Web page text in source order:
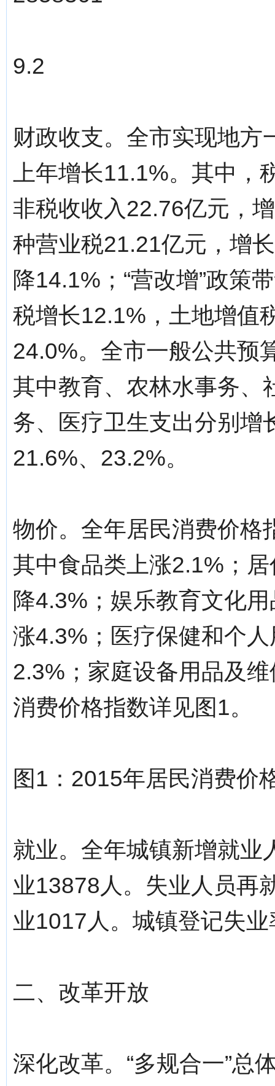
9.2
财政收支。全市实现地方
上年增长11.1%。其中
非税收收入22.76亿元，
种营业税21.21亿元，增
降14.1%；“营改增”政策
税增长12.1%，土地增值
24.0%。全市一般公共预
其中教育、农林水事务、
务、医疗卫生支出分别增
21.6%、23.2%。
物价。全年居民消费价格
其中食品类上涨2.1%；
降4.3%；娱乐教育文化
涨4.3%；医疗保健和个
2.3%；家庭设备用品及
消费价格指数详见图1。
图1：2015年居民消费价
就业。全年城镇新增就业
业13878人。失业人员再
业1017人。城镇登记失
二、改革开放
深化改革。“多规合一”总